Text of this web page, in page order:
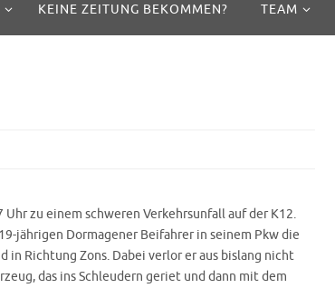
KEINE ZEITUNG BEKOMMEN? TEAM
Uhr zu einem schweren Verkehrsunfall auf der K12.
jährigen Dormagener Beifahrer in seinem Pkw die
in Richtung Zons. Dabei verlor er aus bislang nicht
das ins Schleudern geriet und dann mit dem